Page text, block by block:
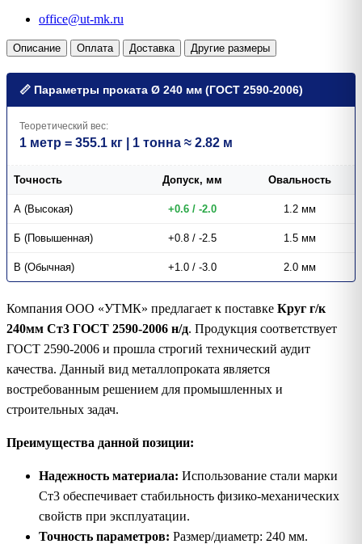
office@ut-mk.ru
Описание Оплата Доставка Другие размеры
📏 Параметры проката Ø 240 мм (ГОСТ 2590-2006)
Теоретический вес:
1 метр = 355.1 кг | 1 тонна ≈ 2.82 м
Точность Допуск, мм Овальность
А (Высокая) +0.6 / -2.0 1.2 мм
Б (Повышенная) +0.8 / -2.5 1.5 мм
В (Обычная) +1.0 / -3.0 2.0 мм
Компания ООО «УТМК» предлагает к поставке Круг г/к
240мм Ст3 ГОСТ 2590-2006 н/д. Продукция соответствует
ГОСТ 2590-2006 и прошла строгий технический аудит
качества. Данный вид металлопроката является
востребованным решением для промышленных и
строительных задач.
Преимущества данной позиции:
Надежность материала: Использование стали марки
Ст3 обеспечивает стабильность физико-механических
свойств при эксплуатации.
Точность параметров: Размер/диаметр: 240 мм.